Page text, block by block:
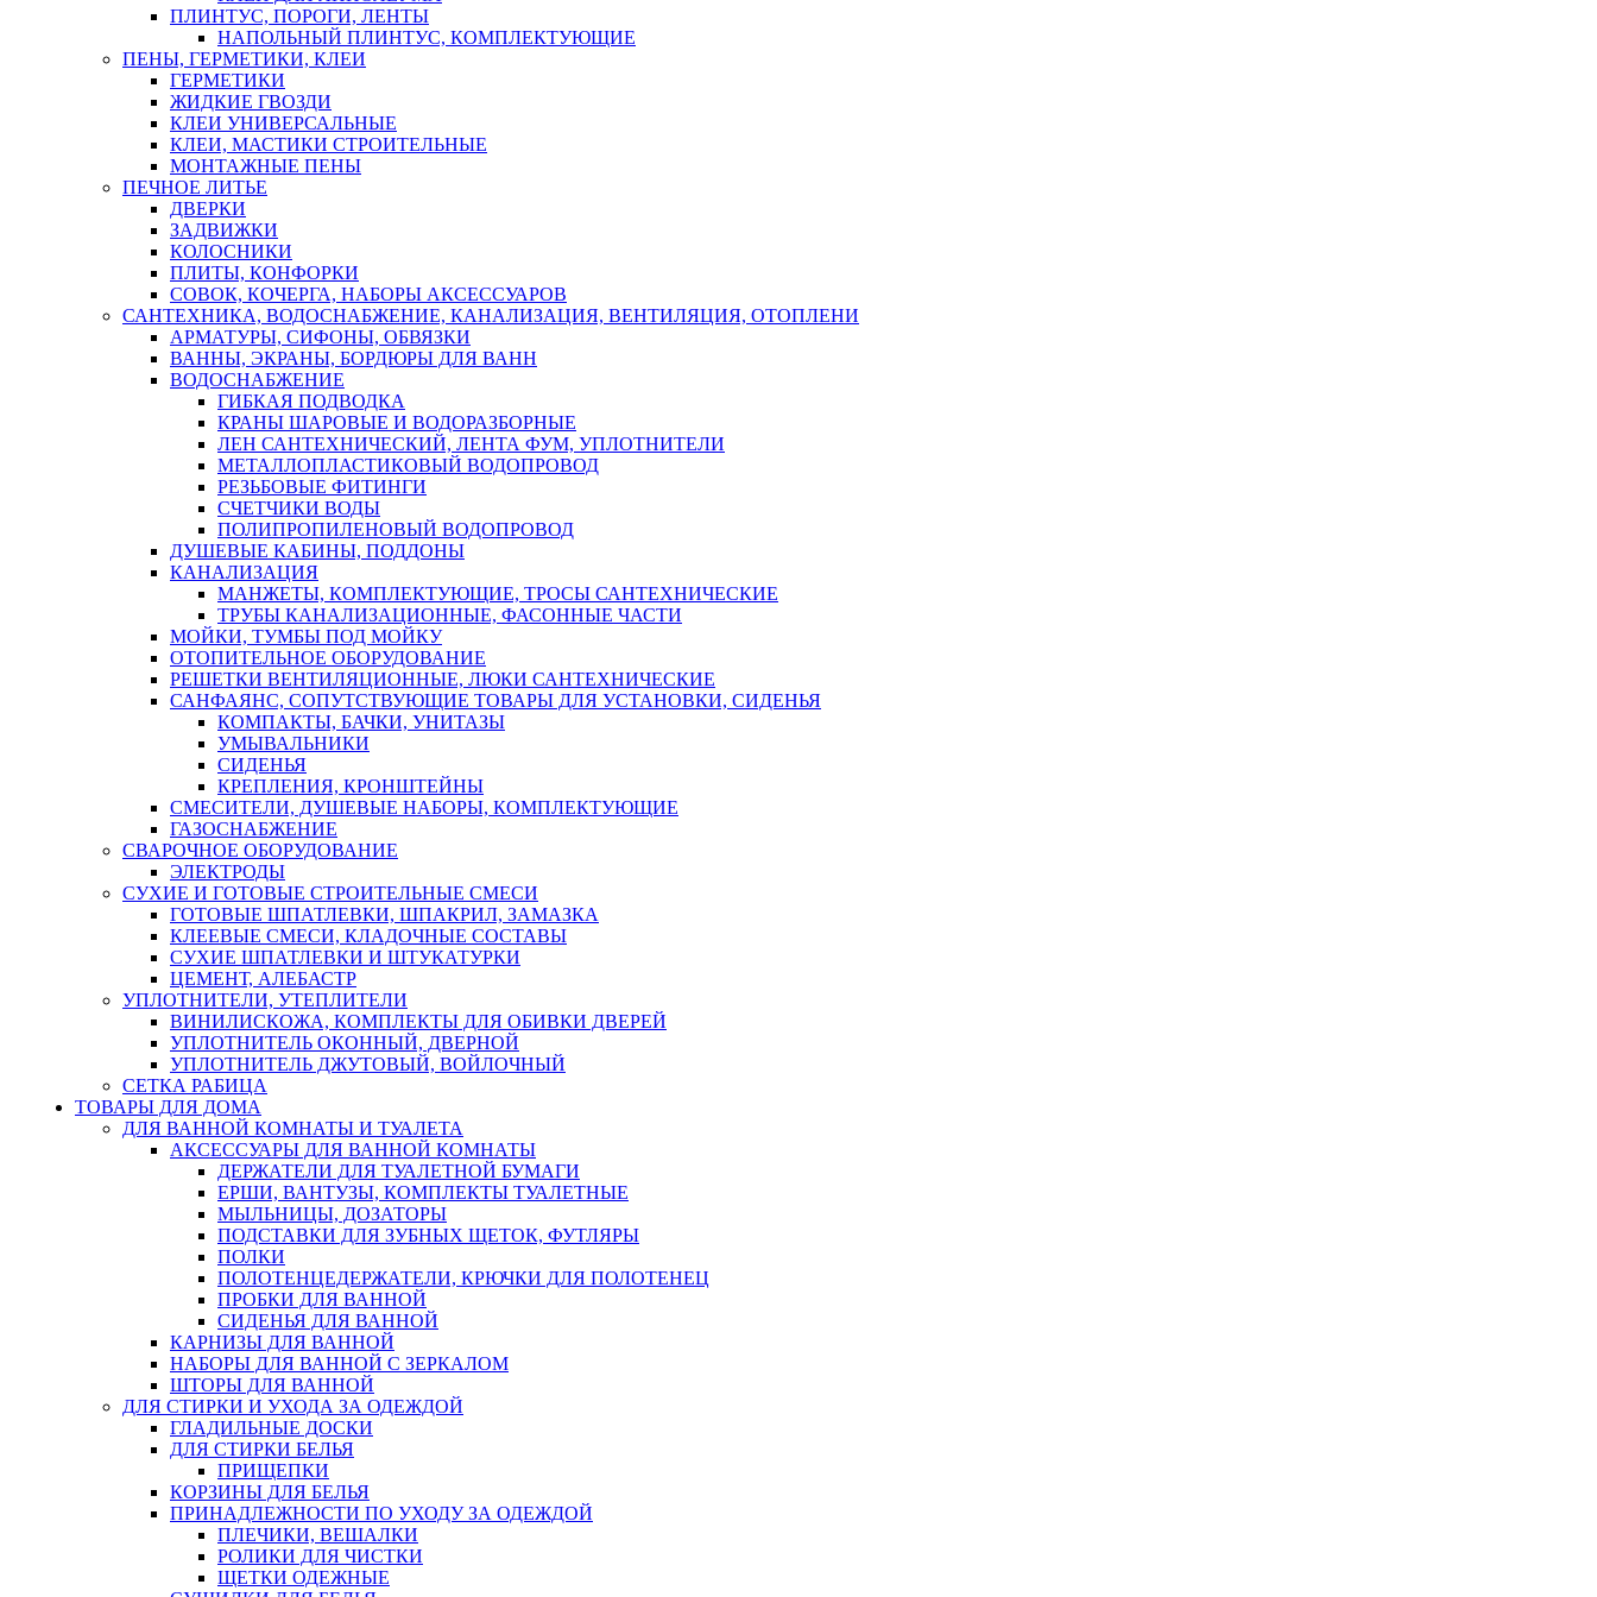
ПЛИНТУС, ПОРОГИ, ЛЕНТЫ
НАПОЛЬНЫЙ ПЛИНТУС, КОМПЛЕКТУЮЩИЕ
ПЕНЫ, ГЕРМЕТИКИ, КЛЕИ
ГЕРМЕТИКИ
ЖИДКИЕ ГВОЗДИ
КЛЕИ УНИВЕРСАЛЬНЫЕ
КЛЕИ, МАСТИКИ СТРОИТЕЛЬНЫЕ
МОНТАЖНЫЕ ПЕНЫ
ПЕЧНОЕ ЛИТЬЕ
ДВЕРКИ
ЗАДВИЖКИ
КОЛОСНИКИ
ПЛИТЫ, КОНФОРКИ
СОВОК, КОЧЕРГА, НАБОРЫ АКСЕССУАРОВ
САНТЕХНИКА, ВОДОСНАБЖЕНИЕ, КАНАЛИЗАЦИЯ, ВЕНТИЛЯЦИЯ, ОТОПЛЕНИ
АРМАТУРЫ, СИФОНЫ, ОБВЯЗКИ
ВАННЫ, ЭКРАНЫ, БОРДЮРЫ ДЛЯ ВАНН
ВОДОСНАБЖЕНИЕ
ГИБКАЯ ПОДВОДКА
КРАНЫ ШАРОВЫЕ И ВОДОРАЗБОРНЫЕ
ЛЕН САНТЕХНИЧЕСКИЙ, ЛЕНТА ФУМ, УПЛОТНИТЕЛИ
МЕТАЛЛОПЛАСТИКОВЫЙ ВОДОПРОВОД
РЕЗЬБОВЫЕ ФИТИНГИ
СЧЕТЧИКИ ВОДЫ
ПОЛИПРОПИЛЕНОВЫЙ ВОДОПРОВОД
ДУШЕВЫЕ КАБИНЫ, ПОДДОНЫ
КАНАЛИЗАЦИЯ
МАНЖЕТЫ, КОМПЛЕКТУЮЩИЕ, ТРОСЫ САНТЕХНИЧЕСКИЕ
ТРУБЫ КАНАЛИЗАЦИОННЫЕ, ФАСОННЫЕ ЧАСТИ
МОЙКИ, ТУМБЫ ПОД МОЙКУ
ОТОПИТЕЛЬНОЕ ОБОРУДОВАНИЕ
РЕШЕТКИ ВЕНТИЛЯЦИОННЫЕ, ЛЮКИ САНТЕХНИЧЕСКИЕ
САНФАЯНС, СОПУТСТВУЮЩИЕ ТОВАРЫ ДЛЯ УСТАНОВКИ, СИДЕНЬЯ
КОМПАКТЫ, БАЧКИ, УНИТАЗЫ
УМЫВАЛЬНИКИ
СИДЕНЬЯ
КРЕПЛЕНИЯ, КРОНШТЕЙНЫ
СМЕСИТЕЛИ, ДУШЕВЫЕ НАБОРЫ, КОМПЛЕКТУЮЩИЕ
ГАЗОСНАБЖЕНИЕ
СВАРОЧНОЕ ОБОРУДОВАНИЕ
ЭЛЕКТРОДЫ
СУХИЕ И ГОТОВЫЕ СТРОИТЕЛЬНЫЕ СМЕСИ
ГОТОВЫЕ ШПАТЛЕВКИ, ШПАКРИЛ, ЗАМАЗКА
КЛЕЕВЫЕ СМЕСИ, КЛАДОЧНЫЕ СОСТАВЫ
СУХИЕ ШПАТЛЕВКИ И ШТУКАТУРКИ
ЦЕМЕНТ, АЛЕБАСТР
УПЛОТНИТЕЛИ, УТЕПЛИТЕЛИ
ВИНИЛИСКОЖА, КОМПЛЕКТЫ ДЛЯ ОБИВКИ ДВЕРЕЙ
УПЛОТНИТЕЛЬ ОКОННЫЙ, ДВЕРНОЙ
УПЛОТНИТЕЛЬ ДЖУТОВЫЙ, ВОЙЛОЧНЫЙ
СЕТКА РАБИЦА
ТОВАРЫ ДЛЯ ДОМА
ДЛЯ ВАННОЙ КОМНАТЫ И ТУАЛЕТА
АКСЕССУАРЫ ДЛЯ ВАННОЙ КОМНАТЫ
ДЕРЖАТЕЛИ ДЛЯ ТУАЛЕТНОЙ БУМАГИ
ЕРШИ, ВАНТУЗЫ, КОМПЛЕКТЫ ТУАЛЕТНЫЕ
МЫЛЬНИЦЫ, ДОЗАТОРЫ
ПОДСТАВКИ ДЛЯ ЗУБНЫХ ЩЕТОК, ФУТЛЯРЫ
ПОЛКИ
ПОЛОТЕНЦЕДЕРЖАТЕЛИ, КРЮЧКИ ДЛЯ ПОЛОТЕНЕЦ
ПРОБКИ ДЛЯ ВАННОЙ
СИДЕНЬЯ ДЛЯ ВАННОЙ
КАРНИЗЫ ДЛЯ ВАННОЙ
НАБОРЫ ДЛЯ ВАННОЙ С ЗЕРКАЛОМ
ШТОРЫ ДЛЯ ВАННОЙ
ДЛЯ СТИРКИ И УХОДА ЗА ОДЕЖДОЙ
ГЛАДИЛЬНЫЕ ДОСКИ
ДЛЯ СТИРКИ БЕЛЬЯ
ПРИЩЕПКИ
КОРЗИНЫ ДЛЯ БЕЛЬЯ
ПРИНАДЛЕЖНОСТИ ПО УХОДУ ЗА ОДЕЖДОЙ
ПЛЕЧИКИ, ВЕШАЛКИ
РОЛИКИ ДЛЯ ЧИСТКИ
ЩЕТКИ ОДЕЖНЫЕ